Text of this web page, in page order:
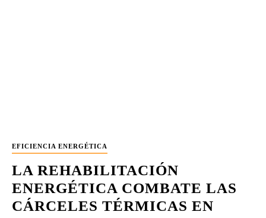
EFICIENCIA ENERGÉTICA
LA REHABILITACIÓN
ENERGÉTICA COMBATE LAS
CÁRCELES TÉRMICAS EN